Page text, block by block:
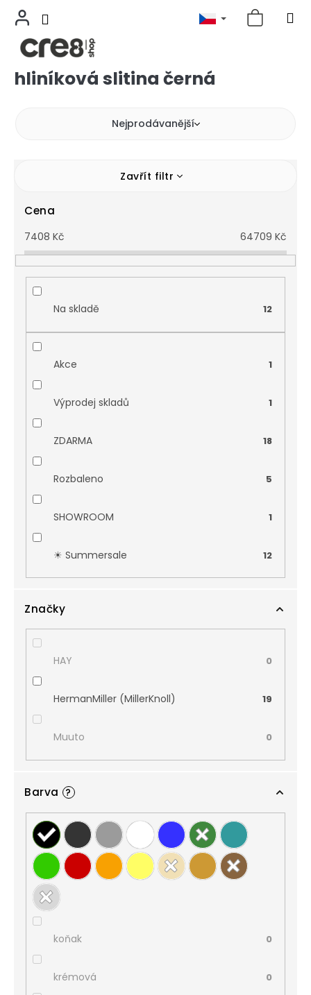
Přejíthliníková slitina černá
Nejprodávanější
Zavřít filtr
Cena
7408 Kč 64709 Kč
Na skladě 12
Akce 1
Výprodej skladů 1
ZDARMA 18
Rozbaleno 5
SHOWROOM 1
☀︎ Summersale 12
Značky
HAY 0
HermanMiller (MillerKnoll) 19
Muuto 0
Barva ?
koňak 0
krémová 0